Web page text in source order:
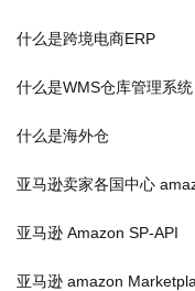
什么是跨境电商ERP
什么是WMS仓库管理系
什么是海外仓
亚马逊卖家各国中心
亚马逊 Amazon SP-API
亚马逊 amazon Marketpla